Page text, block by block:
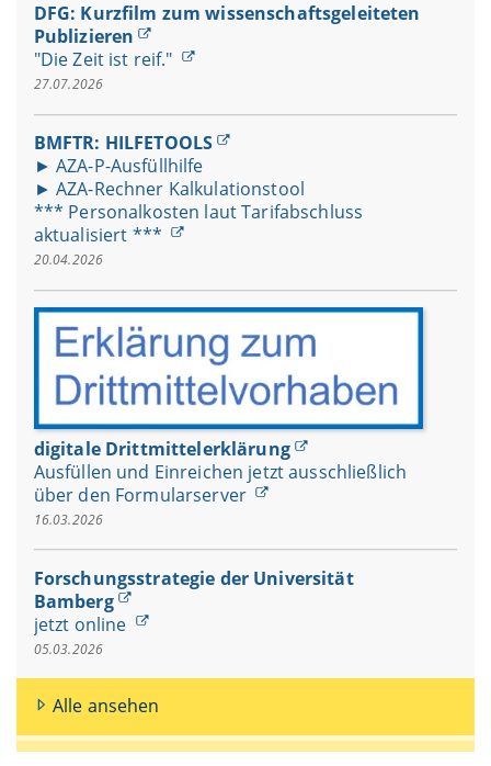
DFG: Kurzfilm zum wissenschaftsgeleiteten
Publizieren
"Die Zeit ist reif."
27.07.2026
BMFTR: HILFETOOLS
► AZA-P-Ausfüllhilfe
► AZA-Rechner Kalkulationstool
*** Personalkosten laut Tarifabschluss
aktualisiert ***
20.04.2026
digitale Drittmittelerklärung
Ausfüllen und Einreichen jetzt ausschließlich
über den Formularserver
16.03.2026
Forschungsstrategie der Universität
Bamberg
jetzt online
05.03.2026
Alle ansehen